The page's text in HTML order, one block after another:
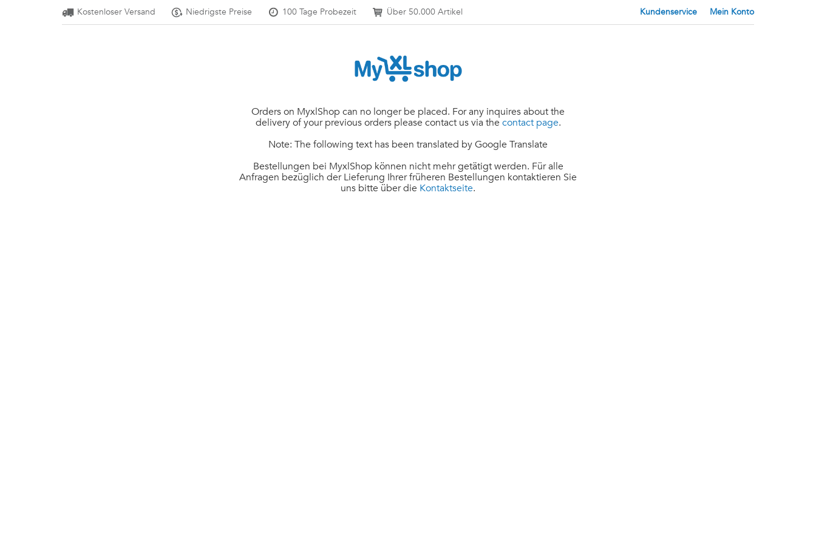
Kostenloser Versand Niedrigste Preise 100 Tage Probezeit Über 50.000 Artikel Kundenservice Mein Konto
Orders on MyxlShop can no longer be placed. For any inquires about the
delivery of your previous orders please contact us via the contact page.
Note: The following text has been translated by Google Translate
Bestellungen bei MyxlShop können nicht mehr getätigt werden. Für alle
Anfragen bezüglich der Lieferung Ihrer früheren Bestellungen kontaktieren Sie
uns bitte über die Kontaktseite.